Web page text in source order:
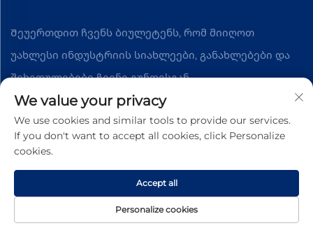
Შეუერთდით ჩვენს ბიულეტენს, რომ მიიღოთ
უახლესი ინდუსტრიის სიახლეები, განახლებები და
შეხედულებები ჩვენი გუნდისგან.
Გამოწერა
Კოპირაიტ © 2025 Guangzhou Tuode Chemical Technology Co., Ltd.
ყველა უფლება დაცულიაᲞრივატულობის პოლიტიკა
We value your privacy
We use cookies and similar tools to provide our services.
If you don't want to accept all cookies, click Personalize
cookies.
Personalize cookies
Accept all